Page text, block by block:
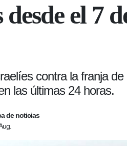
el 7
contra la franja
las últimas 24 horas.
de noticias